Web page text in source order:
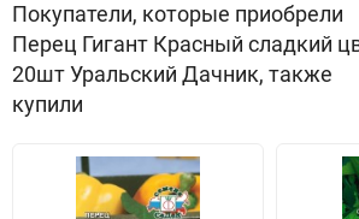
Покупатели, которые приобрели
Перец Гигант Красный сладкий
20шт Уральский Дачник, также
купили